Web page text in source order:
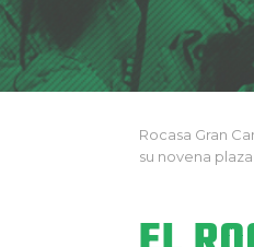
Rocasa Gran
su novena plaza